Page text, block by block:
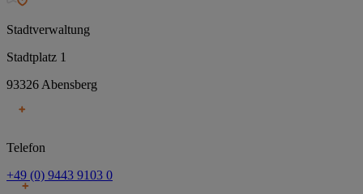
Stadtverwaltung
Stadtplatz 1
93326 Abensberg
Telefon
+49 (0) 9443 9103 0